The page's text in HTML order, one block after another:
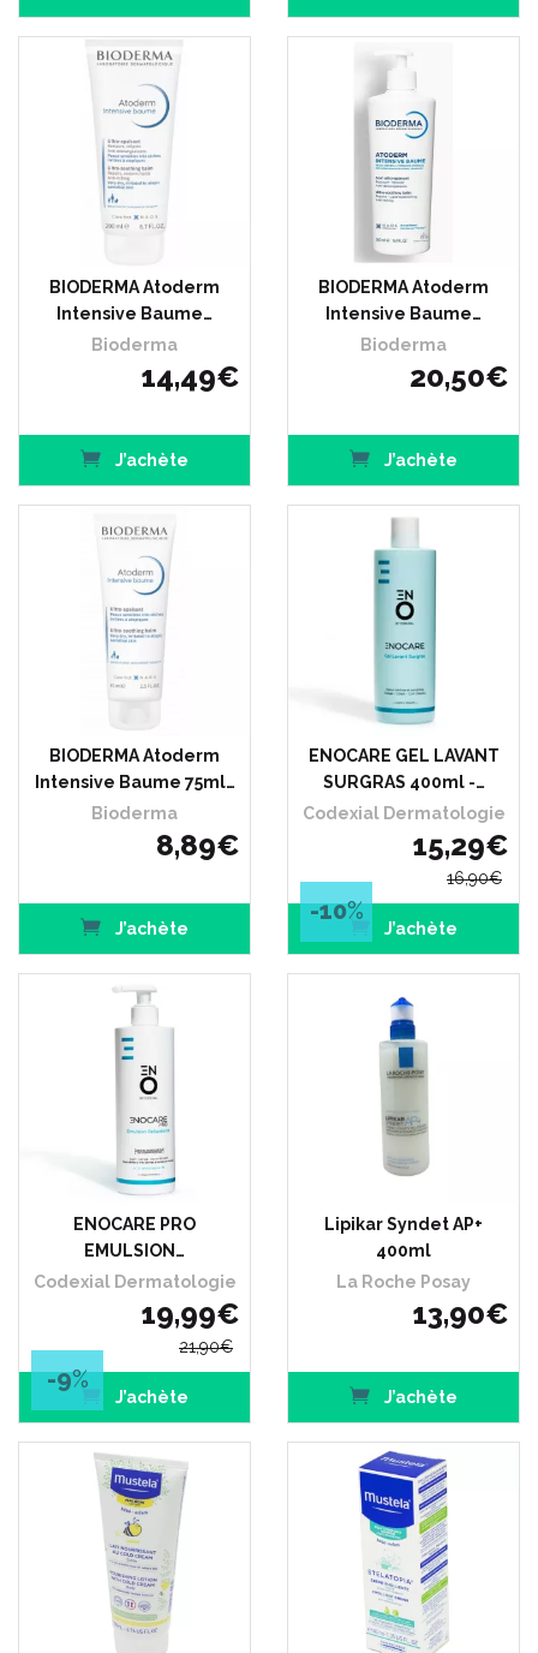
BIODERMA Atoderm
Intensive Baume…
Bioderma
14,49€
J’achète
BIODERMA Atoderm
Intensive Baume…
Bioderma
20,50€
J’achète
BIODERMA Atoderm
Intensive Baume 75ml…
Bioderma
8,89€
J’achète
ENOCARE GEL LAVANT
SURGRAS 400ml -…
Codexial Dermatologie
15,29€
16,90€
-10%
J’achète
ENOCARE PRO
EMULSION…
Codexial Dermatologie
19,99€
21,90€
-9%
J’achète
Lipikar Syndet AP+
400ml
La Roche Posay
13,90€
J’achète